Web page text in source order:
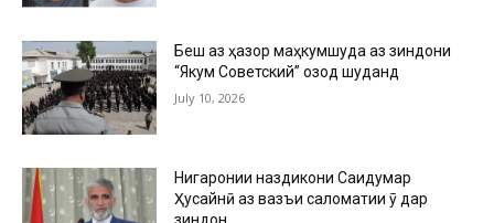
Беш аз ҳазор маҳкумшуда аз зиндони
“Якум Советский” озод шуданд
July 10, 2026
Нигаронии наздикони Саидумар
Ҳусайнӣ аз вазъи саломатии ӯ дар